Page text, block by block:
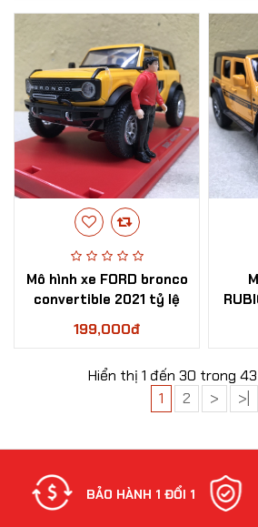
Mô hình xe FORD bronco
convertible 2021 tỷ lệ
1:32
199,000đ
Hiển thị 1 đến 30 trong
1
2 > >|
BẢO HÀNH 1 ĐỔI 1